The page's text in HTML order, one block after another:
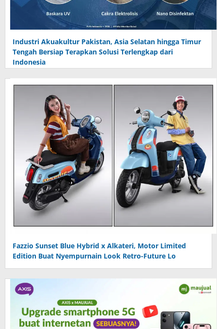
Industri Akuakultur Pakistan, Asia Selatan hingga Timur
Tengah Bersiap Terapkan Solusi Terlengkap dari
Indonesia
Fazzio Sunset Blue Hybrid x Alkateri, Motor Limited
Edition Buat Nyempurnain Look Retro-Future Lo